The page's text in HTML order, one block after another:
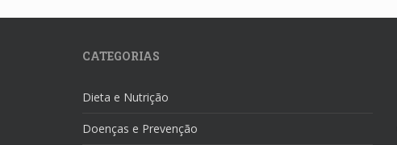
CATEGORIAS
Dieta e Nutrição
Doenças e Prevenção